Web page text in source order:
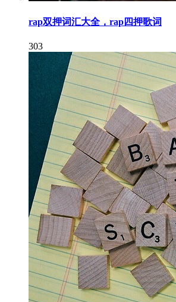
rap双押词汇大全，rap四押歌词
303